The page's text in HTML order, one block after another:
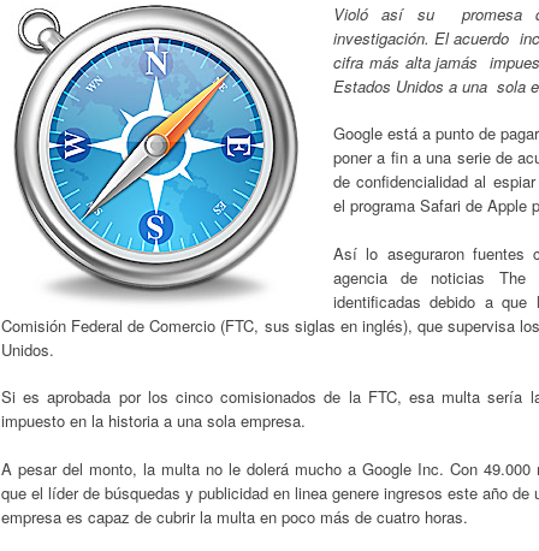
Violó así su promesa
investigación. El acuerdo
cifra más alta jamás
Estados Unidos a una sola
Google está a punto de
poner a fin a una serie de
de confidencialidad al
el programa Safari de Apple
Así lo aseguraron fuentes
agencia de noticias The
identificadas debido a
Comisión Federal de Comercio (FTC, sus siglas en inglés), que supervisa
Unidos.
Si es aprobada por los cinco comisionados de la FTC, esa multa sería
impuesto en la historia a una sola empresa.
A pesar del monto, la multa no le dolerá mucho a Google Inc. Con
que el líder de búsquedas y publicidad en linea genere ingresos este año
empresa es capaz de cubrir la multa en poco más de cuatro horas.